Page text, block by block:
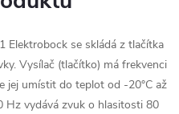
Elektrobock se skládá z tlačítka
Vysílač (tlačítko) má frekvenci
jej umístit do teplot od -20°C až
Hz vydává zvuk o hlasitosti 80